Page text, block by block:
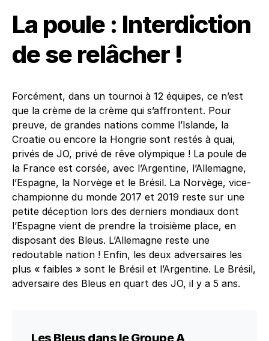
La poule : Interdiction
de se relâcher !
Forcément, dans un tournoi à 12 équipes, ce n’est
que la crème de la crème qui s’affrontent. Pour
preuve, de grandes nations comme l’Islande, la
Croatie ou encore la Hongrie sont restés à quai,
privés de JO, privé de rêve olympique ! La poule de
la France est corsée, avec l’Argentine, l’Allemagne,
l’Espagne, la Norvège et le Brésil. La Norvège, vice-
championne du monde 2017 et 2019 reste sur une
petite déception lors des derniers mondiaux dont
l’Espagne vient de prendre la troisième place, en
disposant des Bleus. L’Allemagne reste une
redoutable nation ! Enfin, les deux adversaires les
plus « faibles » sont le Brésil et l’Argentine. Le Brésil,
adversaire des Bleus en quart des JO, il y a 5 ans.
Les Bleus dans le Groupe A